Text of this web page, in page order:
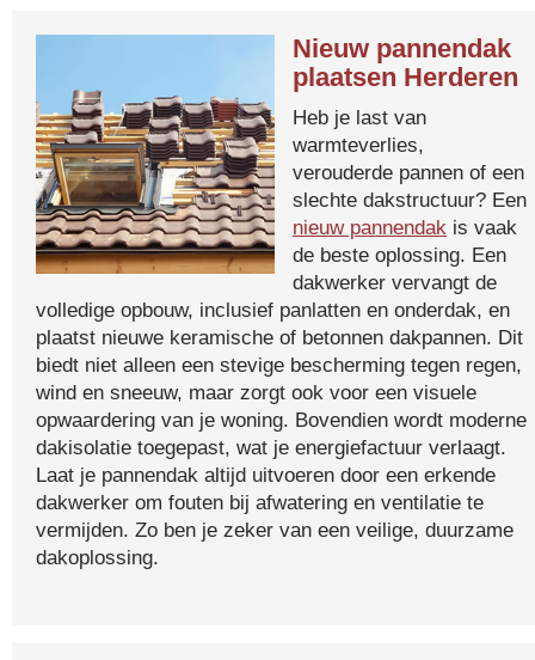
Nieuw pannendak
plaatsen Herderen
Heb je last van
warmteverlies,
verouderde pannen of een
slechte dakstructuur? Een
nieuw pannendak is vaak
de beste oplossing. Een
dakwerker vervangt de
volledige opbouw, inclusief panlatten en onderdak, en
plaatst nieuwe keramische of betonnen dakpannen. Dit
biedt niet alleen een stevige bescherming tegen regen,
wind en sneeuw, maar zorgt ook voor een visuele
opwaardering van je woning. Bovendien wordt moderne
dakisolatie toegepast, wat je energiefactuur verlaagt.
Laat je pannendak altijd uitvoeren door een erkende
dakwerker om fouten bij afwatering en ventilatie te
vermijden. Zo ben je zeker van een veilige, duurzame
dakoplossing.